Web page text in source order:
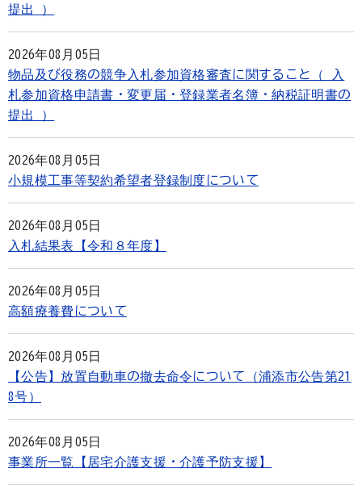
提出 ）
2026年08月05日
物品及び役務の競争入札参加資格審査に関すること（ 入
札参加資格申請書・変更届・登録業者名簿・納税証明書の
提出 ）
2026年08月05日
小規模工事等契約希望者登録制度について
2026年08月05日
入札結果表【令和８年度】
2026年08月05日
高額療養費について
2026年08月05日
【公告】放置自動車の撤去命令について（浦添市公告第21
8号）
2026年08月05日
事業所一覧【居宅介護支援・介護予防支援】